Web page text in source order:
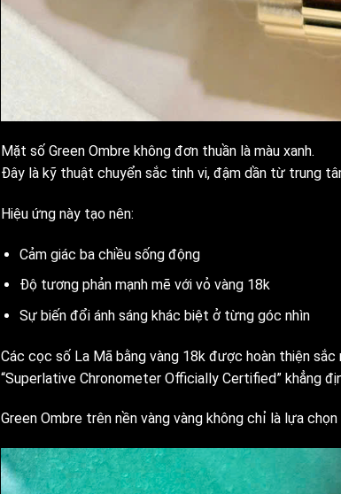
Mặt số Green Ombre không đơn thuần là màu xanh.
Đây là kỹ thuật chuyển sắc tinh vi, đậm dần từ trung
Hiệu ứng này tạo nên:
Cảm giác ba chiều sống động
Độ tương phản mạnh mẽ với vỏ vàng 18k
Sự biến đổi ánh sáng khác biệt ở từng góc nhìn
Các cọc số La Mã bằng vàng 18k được hoàn thiện
“Superlative Chronometer Officially Certified” khẳng
Green Ombre trên nền vàng vàng không chỉ là lựa